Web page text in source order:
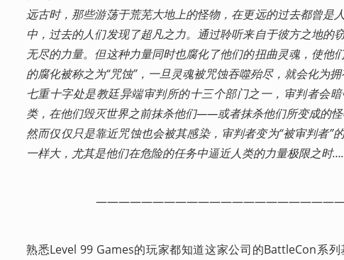
远古时，那些游荡于荒芜大地上的怪物，在更远的过去都曾是
中，过去的人们发现了超凡之力。通过聆听来自于彼方之地的
无尽的力量。但这种力量同时也腐化了他们的扭曲灵魂，使他
的腐化被称之为“咒蚀”，一旦灵魂被咒蚀吞噬殆尽，就会化为
七重十字处是教廷异端审判所的十三个部门之一，审判者会
类，在他们毁灭世界之前抹杀他们——或者抹杀他们所变成的
然而仅仅只是靠近咒蚀也会被其感染，审判者变为“被审判者”
一样大，尤其是他们在危险的任务中逼近人类的力量极限之时
熟悉Level 99 Games的玩家都知道这家公司的BattleCon系